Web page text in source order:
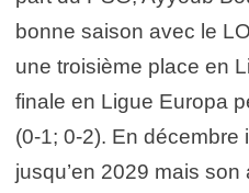
bonne saison avec le
une troisième place en
finale en Ligue Europa
(0-1; 0-2). En
jusqu’en 2029 mais son